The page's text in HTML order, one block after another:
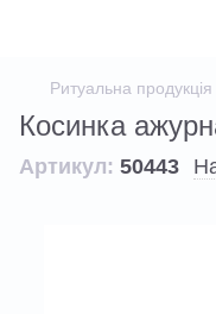
Ритуальна продукція
Косинка
Артикул: 50443